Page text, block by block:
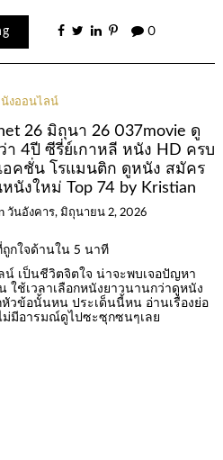
0
งออนไลน์
26 มิถุนา 26 037movie ดู
4ปี ซีรี่ย์เกาหลี หนัง HD ครบ
คชั่น โรแมนติก ดูหนัง สมัคร
นังใหม่ Top 74 by Kristian
วันอังคาร, มิถุนายน 2, 2026
ถูกใจด้านใน 5 นาที
น์ เป็นชีวิตจิตใจ น่าจะพบเจอปัญหา
ใช้เวลาเลือกหนังยาวนานกว่าดูหนัง
วข้อนั้นหน ประเด็นนี้หน อ่านเรื่องย่อ
ม่มีอารมณ์ดูไปซะซุกซนๆเลย